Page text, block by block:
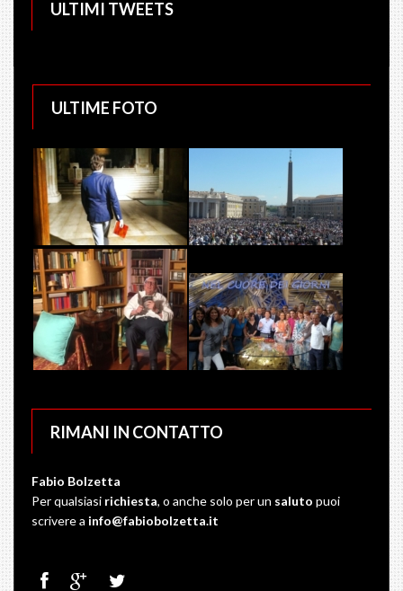
ULTIMI TWEETS
ULTIME FOTO
RIMANI IN CONTATTO
Fabio Bolzetta
Per qualsiasi richiesta, o anche solo per un saluto puoi
scrivere a info@fabiobolzetta.it